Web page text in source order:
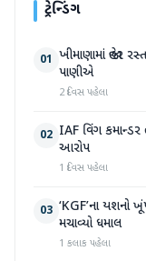
ટ્રેન્ડિંગ
01 ખીમાણામાં જાહેર
પાણીએ
2 દિવસ પહેલા
02 IAF વિંગ કમાન્ડર
આરોપ
1 દિવસ પહેલા
03 ‘KGF’ના યશનો
મચાવ્યો ધમાલ
1 કલાક પહેલા